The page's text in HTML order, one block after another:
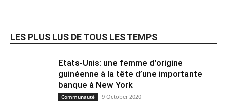
LES PLUS LUS DE TOUS LES TEMPS
Etats-Unis: une femme d’origine
guinéenne à la tête d’une importante
banque à New York
Communauté 9 October 2020